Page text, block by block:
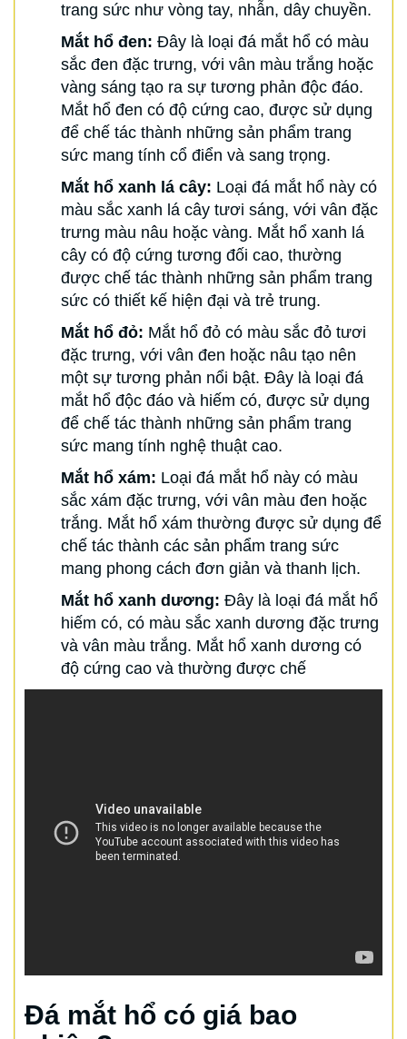
trang sức như vòng tay, nhẫn, dây chuyền.
Mắt hổ đen: Đây là loại đá mắt hổ có màu
sắc đen đặc trưng, với vân màu trắng hoặc
vàng sáng tạo ra sự tương phản độc đáo.
Mắt hổ đen có độ cứng cao, được sử dụng
để chế tác thành những sản phẩm trang
sức mang tính cổ điển và sang trọng.
Mắt hổ xanh lá cây: Loại đá mắt hổ này có
màu sắc xanh lá cây tươi sáng, với vân đặc
trưng màu nâu hoặc vàng. Mắt hổ xanh lá
cây có độ cứng tương đối cao, thường
được chế tác thành những sản phẩm trang
sức có thiết kế hiện đại và trẻ trung.
Mắt hổ đỏ: Mắt hổ đỏ có màu sắc đỏ tươi
đặc trưng, với vân đen hoặc nâu tạo nên
một sự tương phản nổi bật. Đây là loại đá
mắt hổ độc đáo và hiếm có, được sử dụng
để chế tác thành những sản phẩm trang
sức mang tính nghệ thuật cao.
Mắt hổ xám: Loại đá mắt hổ này có màu
sắc xám đặc trưng, với vân màu đen hoặc
trắng. Mắt hổ xám thường được sử dụng để
chế tác thành các sản phẩm trang sức
mang phong cách đơn giản và thanh lịch.
Mắt hổ xanh dương: Đây là loại đá mắt hổ
hiếm có, có màu sắc xanh dương đặc trưng
và vân màu trắng. Mắt hổ xanh dương có
độ cứng cao và thường được chế
Đá mắt hổ có giá bao